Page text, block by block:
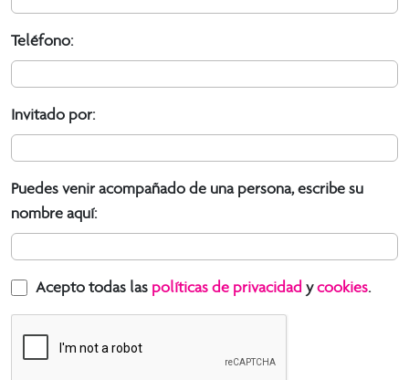
Teléfono:
Invitado por:
Puedes venir acompañado de una persona, escribe su
nombre aquí:
Acepto todas las políticas de privacidad ycookies.